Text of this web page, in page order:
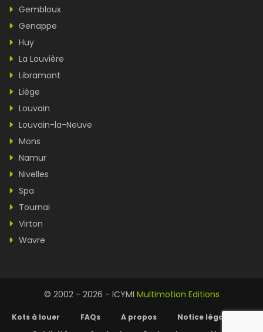
Gembloux
Genappe
Huy
La Louvière
Libramont
Liège
Louvain
Louvain-la-Neuve
Mons
Namur
Nivelles
Spa
Tournai
Virton
Wavre
© 2002 - 2026 - ICYMI Multimotion Editions
Kots à louer FAQs A propos
Notice légale